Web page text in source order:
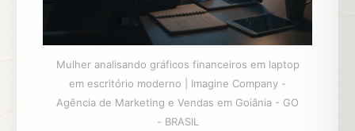
Mulher analisando gráficos financeiros em laptop
em escritório moderno | Imagine Company -
Agência de Marketing e Vendas em Goiânia - GO
- BRASIL